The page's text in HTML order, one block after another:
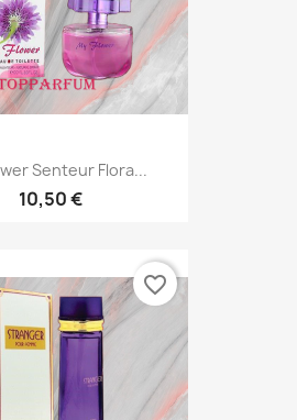
Senteur Flora...
10,50 €
favorite_border